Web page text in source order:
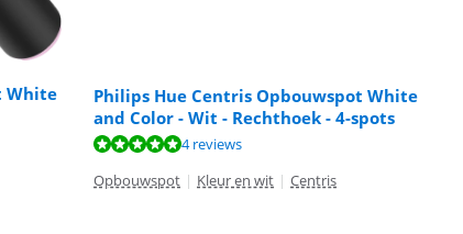
White
Philips Hue Centris Opbouwspot White
and Color - Wit - Rechthoek - 4-spots
4 reviews
Opbouwspot | Kleur en wit | Centris